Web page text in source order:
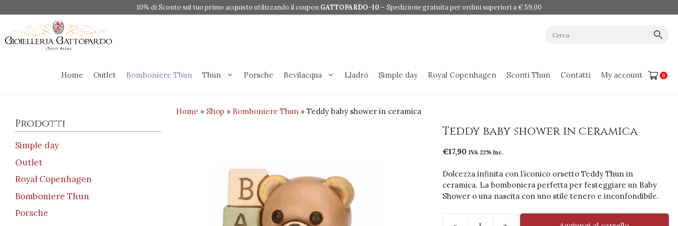
al
contenuto
10% di Sconto sul tuo primo acquisto utilizzando il coupon GATTOPARDO-10 – Spedizione gratuita per ordini superiori a € 59,00
Home Outlet Bomboniere Thun Thun Porsche Bevilacqua Lladrò Simple day Royal Copenhagen Sconti Thun Contatti My account 0
Home » Shop » Bomboniere Thun » Teddy baby shower in ceramica
Teddy baby shower in ceramica
€17,90 IVA 22% Inc.
Dolcezza infinita con l’iconico orsetto Teddy Thun in
ceramica. La bomboniera perfetta per festeggiare un Baby
Shower o una nascita con uno stile tenero e inconfondibile.
Prodotti
Simple day
Outlet
Royal Copenhagen
Bomboniere Thun
Porsche